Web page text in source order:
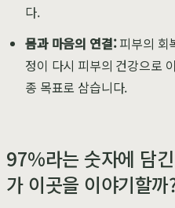
다.
몸과 마음의 연결:피부의 회
정이 다시 피부의 건강으로
종 목표로 삼습니다.
97%라는 숫자에 담
가 이곳을 이야기할까